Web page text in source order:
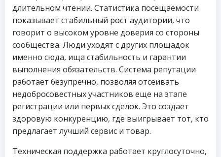
длительном чтении. Статистика посещаемости
показывает стабильный рост аудитории, что
говорит о высоком уровне доверия со стороны
сообщества. Люди уходят с других площадок
именно сюда, ища стабильность и гарантии
выполнения обязательств. Система репутации
работает безупречно, позволяя отсеивать
недобросовестных участников еще на этапе
регистрации или первых сделок. Это создает
здоровую конкуренцию, где выигрывает тот, кто
предлагает лучший сервис и товар.
Техническая поддержка работает круглосуточно,